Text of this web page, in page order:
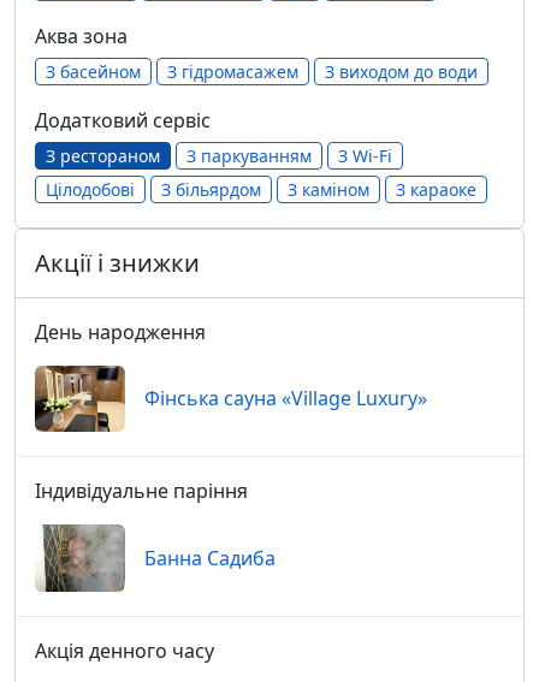
Аква зона
З басейном З гідромасажем З виходом до води
Додатковий сервіс
З рестораном З паркуванням
З Wi-Fi
Цілодобові
З більярдом З каміном З караоке
Акції і знижки
День народження
Фінська сауна «Village Luxury»
Індивідуальне паріння
Банна Садиба
Акція денного часу